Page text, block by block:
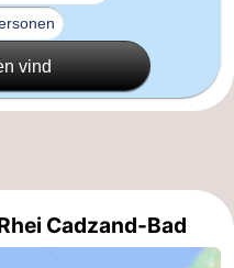
vind
Cadzand-Bad